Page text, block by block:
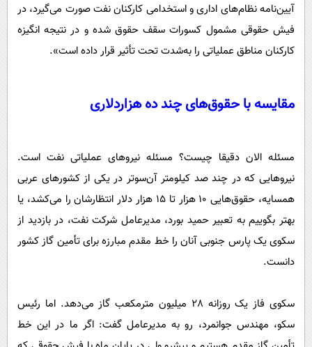
آیین‌نامه نظام‌های اداری و استخدامی کارکنان نفت صورت می‌گیرد، در
فیش حقوقی مشمول کسورات سقف حقوق شده و در نتیجه انگیزه
کارکنان مناطق عملیاتی را به‌شدت تحت تأثیر قرار داده است».
مقایسه با حقوق‌های چند ده هزار‌دلاری
مسئله الان دقیقا چیست؟ مسئله نیروهای عملیاتی نفت است.
نیروهایی که در چند صد کیلومتر آن‌سوتر در یکی از کشورهای عربی
همسایه، حقوق‌هایی 10 هزار تا 15 هزار دلار انتظارشان را می‌کشد، یا
بهتر بگوییم به تعبیر حمید بورد، مدیرعامل شرکت نفت، در بازدید از
سکوی یک پارس جنوبی آنان را خط مقدم مبارزه برای تأمین گاز کشور
دانست.
سکوی فاز یک روزانه 28 میلیون متر‌مکعب گاز می‌دهد. اما رئیس
سکو، مهندس جوانمرد، رو به مدیرعامل گفت: اگر ما در این خط